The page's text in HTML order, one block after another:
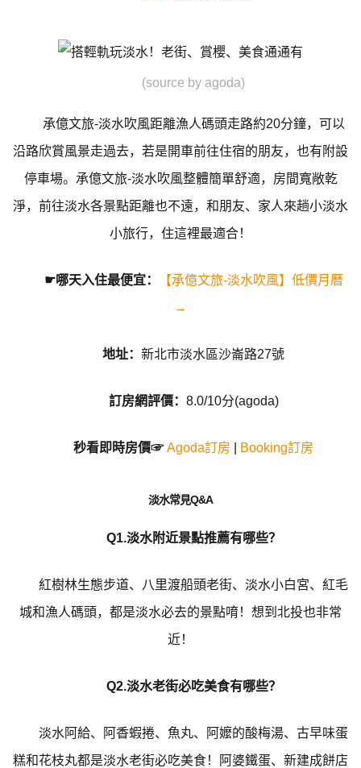
(source by agoda)
承億文旅-淡水吹風距離漁人碼頭走路約20分鐘，可以
沿路欣賞風景走過去，若是開車前往住宿的朋友，也有附設
停車場。承億文旅-淡水吹風整體簡單舒適，房間寬敞乾
淨，前往淡水各景點距離也不遠，和朋友、家人來趟小淡水
小旅行，住這裡最適合！
☛哪天入住最便宜：
【承億文旅-淡水吹風】低價月曆
→
地址： 新北市淡水區沙崙路27號
訂房網評價： 8.0/10分(agoda)
秒看即時房價☞ Agoda訂房 Booking訂房
淡水常見Q&A
Q1.淡水附近景點推薦有哪些？
紅樹林生態步道、八里渡船頭老街、淡水小白宮、紅毛
城和漁人碼頭，都是淡水必去的景點唷！想到北投也非常
近！
Q2.淡水老街必吃美食有哪些？
淡水阿給、阿香蝦捲、魚丸、阿嬤的酸梅湯、古早味蛋
糕和花枝丸都是淡水老街必吃美食！阿婆鐵蛋、新建成餅店